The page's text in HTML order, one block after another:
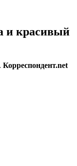
и красивый
Корреспондент.net